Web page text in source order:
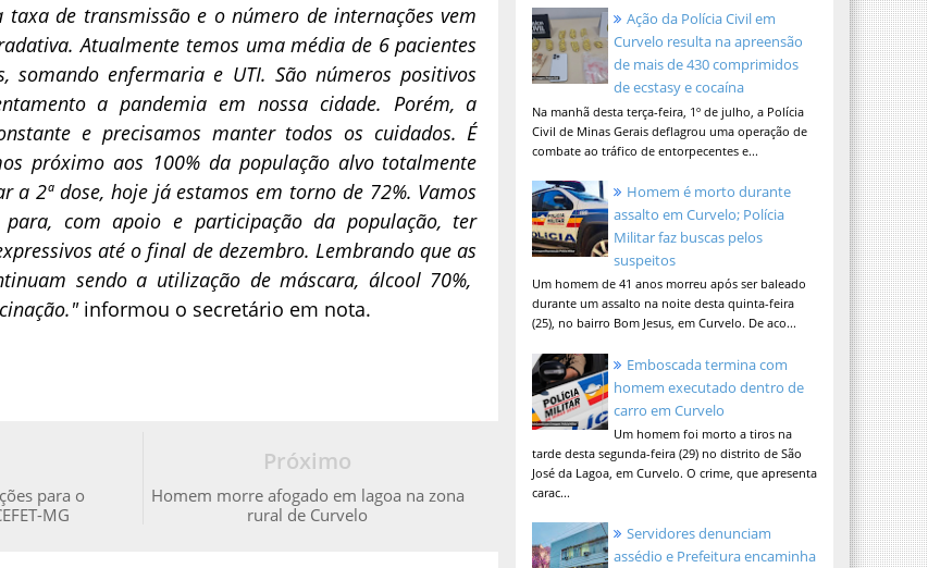
taxa de transmissão e o número de internações vem
Atualmente temos uma média de 6 pacientes
somando enfermaria e UTI. São números positivos
a pandemia em nossa cidade. Porém, a
e precisamos manter todos os cuidados. É
próximo aos 100% da população alvo totalmente
a 2ª dose, hoje já estamos em torno de 72%. Vamos
para, com apoio e participação da população, ter
até o final de dezembro. Lembrando que as
sendo a utilização de máscara, álcool 70%,
informou o secretário em nota.
Próximo
Homem morre afogado em lagoa na zona
rural de Curvelo
para o
MG
Ação da Polícia Civil em
Curvelo resulta na apreensão
de mais de 430 comprimidos
de ecstasy e cocaína
Na manhã desta terça-feira, 1º de julho, a Polícia
Civil de Minas Gerais deflagrou uma operação de
combate ao tráfico de entorpecentes e...
Homem é morto durante
assalto em Curvelo; Polícia
Militar faz buscas pelos
suspeitos
Um homem de 41 anos morreu após ser baleado
durante um assalto na noite desta quinta-feira
(25), no bairro Bom Jesus, em Curvelo. De aco...
Emboscada termina com
homem executado dentro de
carro em Curvelo
Um homem foi morto a tiros na
tarde desta segunda-feira (29) no distrito de São
José da Lagoa, em Curvelo. O crime, que apresenta
carac...
Servidores denunciam
assédio e Prefeitura encaminha